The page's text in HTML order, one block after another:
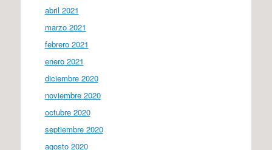
abril 2021
marzo 2021
febrero 2021
enero 2021
diciembre 2020
noviembre 2020
octubre 2020
septiembre 2020
agosto 2020